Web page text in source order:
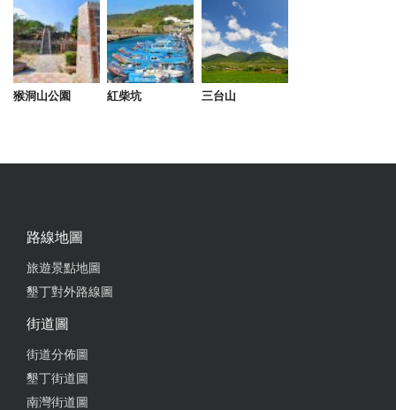
猴洞山公園 紅柴坑 三台山
路線地圖
旅遊景點地圖
墾丁對外路線圖
街道圖
街道分佈圖
墾丁街道圖
南灣街道圖